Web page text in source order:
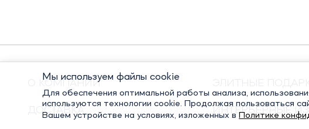
О КОМПАНИИ
ДОСТАВКА ИНТЕРЬЕРНЫЕ
Мы используем файлы cookie
Для обеспечения оптимальной работы анализа,
используются технологии cookie. Продолжая пользоваться
Вашем устройстве на условиях, изложенных в Политике